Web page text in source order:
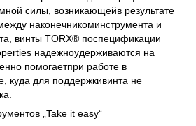
силы, возникающейв результате
наконечникоминструмента и
винты TORX® поспецификации
надежноудерживаются на
помогаетпри работе в
куда для поддержкивинта не
„Take it easy“